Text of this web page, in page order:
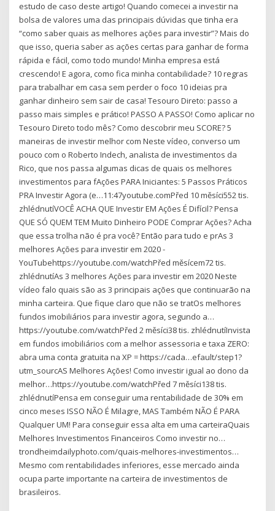
estudo de caso deste artigo! Quando comecei a investir na
bolsa de valores uma das principais dúvidas que tinha era
“como saber quais as melhores ações para investir”? Mais do
que isso, queria saber as ações certas para ganhar de forma
rápida e fácil, como todo mundo! Minha empresa está
crescendo! E agora, como fica minha contabilidade? 10 regras
para trabalhar em casa sem perder o foco 10 ideias pra
ganhar dinheiro sem sair de casa! Tesouro Direto: passo a
passo mais simples e prático! PASSO A PASSO! Como aplicar no
Tesouro Direto todo mês? Como descobrir meu SCORE? 5
maneiras de investir melhor com Neste vídeo, converso um
pouco com o Roberto Indech, analista de investimentos da
Rico, que nos passa algumas dicas de quais os melhores
investimentos para fAções PARA Iniciantes: 5 Passos Práticos
PRA Investir Agora (e…11:47youtube.comPřed 10 měsíci552 tis.
zhlédnutíVOCÊ ACHA QUE Investir EM Ações É Difícil? Pensa
QUE SÓ QUEM TEM Muito Dinheiro PODE Comprar Ações? Acha
que essa trolha não é pra você? Então para tudo e prAs 3
melhores Ações para investir em 2020 -
YouTubehttps://youtube.com/watchPřed měsícem72 tis.
zhlédnutíAs 3 melhores Ações para investir em 2020 Neste
vídeo falo quais são as 3 principais ações que continuarão na
minha carteira. Que fique claro que não se tratOs melhores
fundos imobiliários para investir agora, segundo a…
https://youtube.com/watchPřed 2 měsíci38 tis. zhlédnutíInvista
em fundos imobiliários com a melhor assessoria e taxa ZERO:
abra uma conta gratuita na XP = https://cada…efault/step1?
utm_sourcAS Melhores Ações! Como investir igual ao dono da
melhor…https://youtube.com/watchPřed 7 měsíci138 tis.
zhlédnutíPensa em conseguir uma rentabilidade de 30% em
cinco meses ISSO NÃO É Milagre, MAS Também NÃO É PARA
Qualquer UM! Para conseguir essa alta em uma carteiraQuais
Melhores Investimentos Financeiros Como investir no…
trondheimdailyphoto.com/quais-melhores-investimentos…
Mesmo com rentabilidades inferiores, esse mercado ainda
ocupa parte importante na carteira de investimentos de
brasileiros.